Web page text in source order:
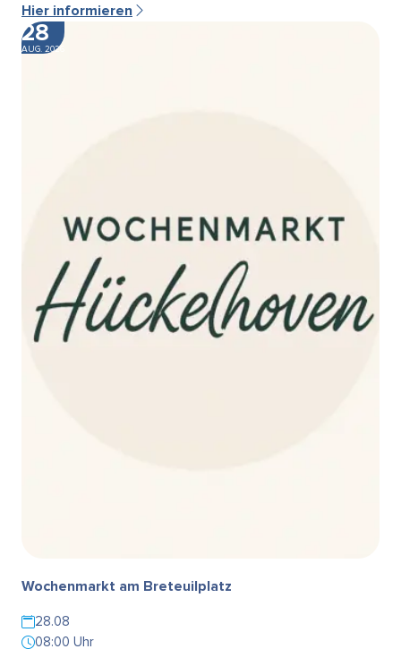
Hier informieren
28
AUG. 2026
Wochenmarkt am Breteuilplatz
28.08
08:00 Uhr